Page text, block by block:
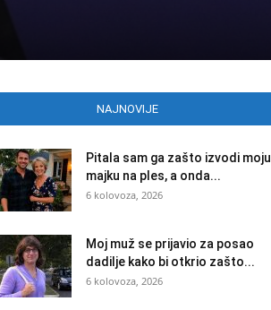
NAJNOVIJE
Pitala sam ga zašto izvodi moju
majku na ples, a onda...
6 kolovoza, 2026
Moj muž se prijavio za posao
dadilje kako bi otkrio zašto...
6 kolovoza, 2026